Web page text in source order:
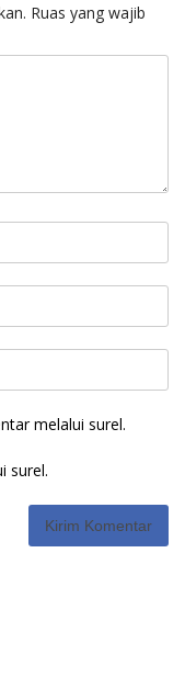
Ruas yang wajib
melalui surel.
surel.